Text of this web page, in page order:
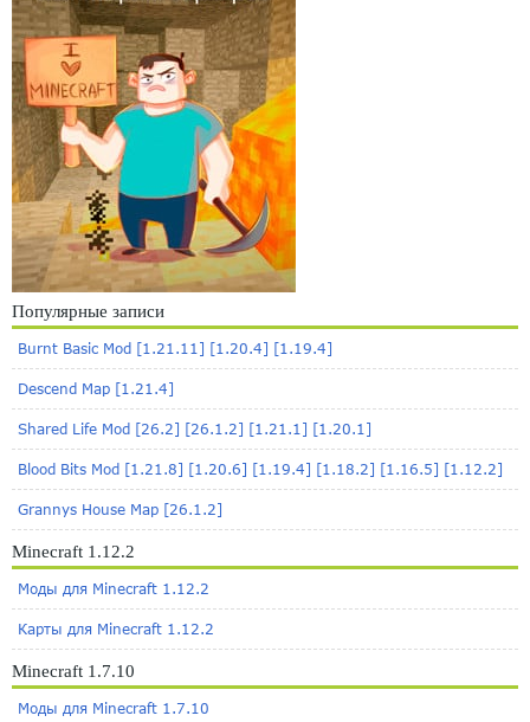
Популярные записи
Burnt Basic Mod [1.21.11] [1.20.4] [1.19.4]
Descend Map [1.21.4]
Shared Life Mod [26.2] [26.1.2] [1.21.1] [1.20.1]
Blood Bits Mod [1.21.8] [1.20.6] [1.19.4] [1.18.2] [1.16.5] [1.12.2]
Grannys House Map [26.1.2]
Minecraft 1.12.2
Моды для Minecraft 1.12.2
Карты для Minecraft 1.12.2
Minecraft 1.7.10
Моды для Minecraft 1.7.10